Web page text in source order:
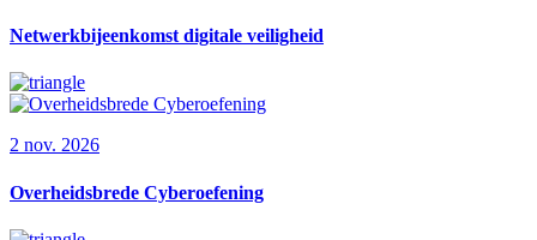
Netwerkbijeenkomst digitale veiligheid
2 nov. 2026
Overheidsbrede Cyberoefening